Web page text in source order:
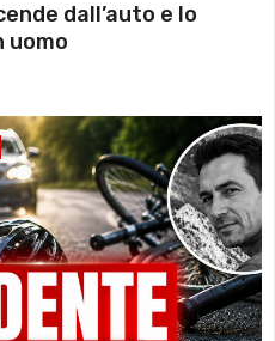
dall’auto e lo
uomo